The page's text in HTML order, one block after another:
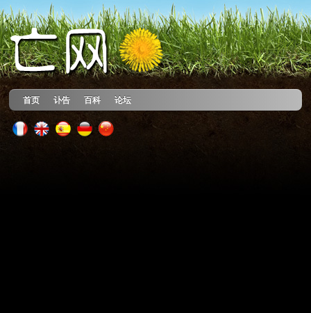
首页 讣告 百科 论坛